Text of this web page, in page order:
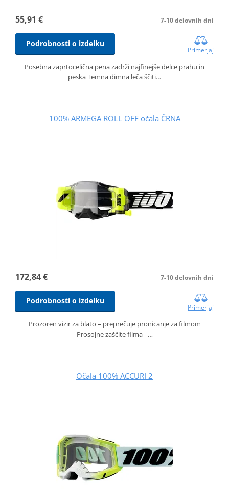
55,91 € 7-10 delovnih dni
Podrobnosti o izdelku
Primerjaj
Posebna zaprtocelična pena zadrži najfinejše delce prahu in
peska Temna dimna leča ščiti…
100% ARMEGA ROLL OFF očala ČRNA
172,84 € 7-10 delovnih dni
Podrobnosti o izdelku
Primerjaj
Prozoren vizir za blato – preprečuje pronicanje za filmom
Prosojne zaščite filma –…
Očala 100% ACCURI 2